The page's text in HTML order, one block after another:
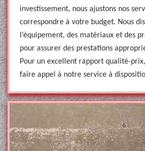
investissement, nous ajustons nos
correspondre à votre budget. Nous
l’équipement, des matériaux et des
pour assurer des prestations
Pour un excellent rapport qualité-prix,
faire appel à notre service à